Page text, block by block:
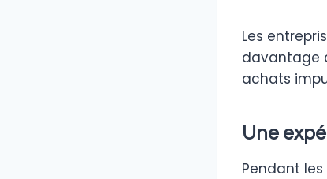
Les
davantage
achats
Une
Pendant